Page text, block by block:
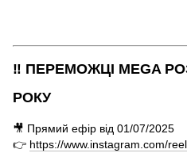
‼️ ПЕРЕМОЖЦІ MEGA
РОКУ
🎥 Прямий ефір від 01/07/2025
👉 https://www.instagram.com/